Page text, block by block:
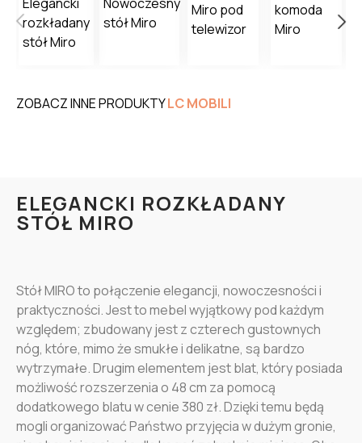
ZOBACZ INNE PRODUKTYLC MOBILI
ELEGANCKI ROZKŁADANY
STÓŁ MIRO
Stół MIRO to połączenie elegancji, nowoczesności i
praktyczności. Jest to mebel wyjątkowy pod każdym
względem; zbudowany jest z czterech gustownych
nóg, które, mimo że smukłe i delikatne, są bardzo
wytrzymałe. Drugim elementem jest blat, który posiada
możliwość rozszerzenia o 48 cm za pomocą
dodatkowego blatu w cenie 380 zł. Dzięki temu będą
mogli organizować Państwo przyjęcia w dużym gronie,